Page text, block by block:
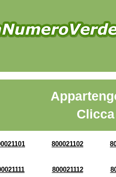
800021102
800021112